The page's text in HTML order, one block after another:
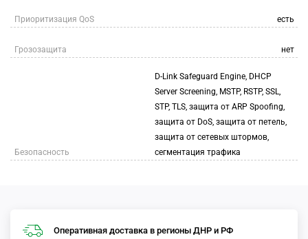
Приоритизация QoS есть
Грозозащита нет
Безопасность
D-Link Safeguard Engine, DHCP
Server Screening, MSTP, RSTP, SSL,
STP, TLS, защита от ARP Spoofing,
защита от DoS, защита от петель,
защита от сетевых штормов,
сегментация трафика
Оперативная доставка в регионы ДНР и РФ